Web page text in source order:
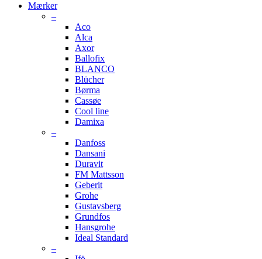
Mærker
–
Aco
Alca
Axor
Ballofix
BLANCO
Blücher
Børma
Cassøe
Cool line
Damixa
–
Danfoss
Dansani
Duravit
FM Mattsson
Geberit
Grohe
Gustavsberg
Grundfos
Hansgrohe
Ideal Standard
–